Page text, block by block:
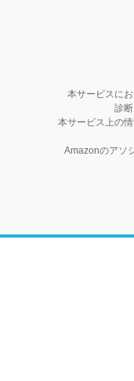
本サービスに
診
本サービス上の
Amazonのアソ